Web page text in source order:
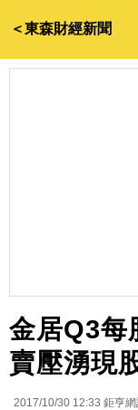
＜東森財經新聞
金居Q3每
賣壓湧現
2017/10/30 12:33 鉅亨